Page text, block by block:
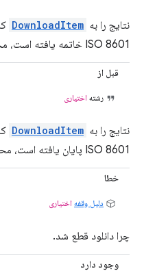
نتایج را به DownloadItem
ISO 8601 خاتمه یافته است، محدود می‌کند.
قبل از
رشته اختیاری
نتایج را به DownloadItem
ISO 8601 پایان یافته است، محدود می‌کند.
خطا
دلیل وقفه اختیاری
چرا دانلود قطع شد.
وجود دارد